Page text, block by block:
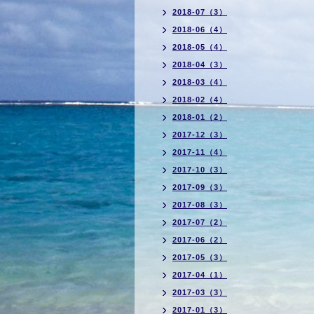
2018-07（3）
2018-06（4）
2018-05（4）
2018-04（3）
2018-03（4）
2018-02（4）
2018-01（2）
2017-12（3）
2017-11（4）
2017-10（3）
2017-09（3）
2017-08（3）
2017-07（2）
2017-06（2）
2017-05（3）
2017-04（1）
2017-03（3）
2017-01（3）